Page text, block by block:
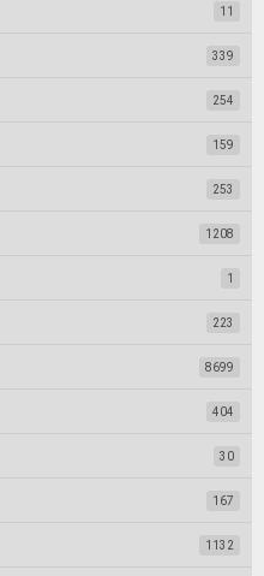
11
339
254
159
253
1208
1
223
8699
404
30
167
1132